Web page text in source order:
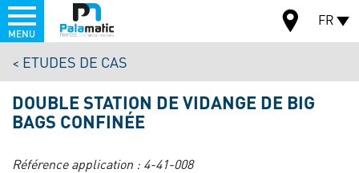
au
contenu
principal
Menu
CARTE
FR
MENU
ETUDES DE CAS
DOUBLE STATION DE VIDANGE DE BIG
BAGS CONFINÉE
Référence application : 4-41-008